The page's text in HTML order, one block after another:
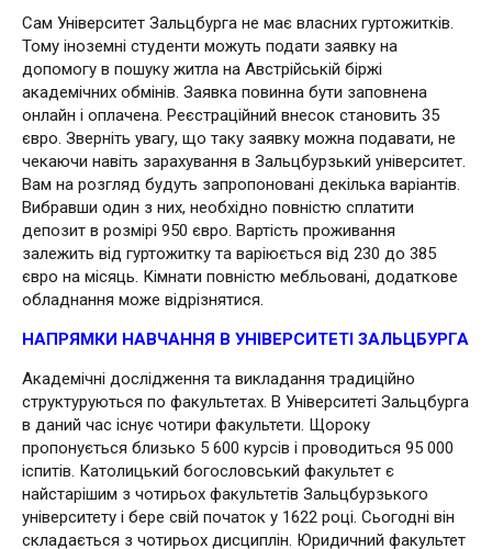
Сам Університет Зальцбурга не має власних гуртожитків.
Тому іноземні студенти можуть подати заявку на
допомогу в пошуку житла на Австрійській біржі
академічних обмінів. Заявка повинна бути заповнена
онлайн і оплачена. Реєстраційний внесок становить 35
євро. Зверніть увагу, що таку заявку можна подавати, не
чекаючи навіть зарахування в Зальцбурзький університет.
Вам на розгляд будуть запропоновані декілька варіантів.
Вибравши один з них, необхідно повністю сплатити
депозит в розмірі 950 євро. Вартість проживання
залежить від гуртожитку та варіюється від 230 до 385
євро на місяць. Кімнати повністю мебльовані, додаткове
обладнання може відрізнятися.
НАПРЯМКИ НАВЧАННЯ В УНІВЕРСИТЕТІ ЗАЛЬЦБУРГА
Академічні дослідження та викладання традиційно
структуруються по факультетах. В Університеті Зальцбурга
в даний час існує чотири факультети. Щороку
пропонується близько 5 600 курсів і проводиться 95 000
іспитів. Католицький богословський факультет є
найстарішим з чотирьох факультетів Зальцбурзького
університету і бере свій початок у 1622 році. Сьогодні він
складається з чотирьох дисциплін. Юридичний факультет